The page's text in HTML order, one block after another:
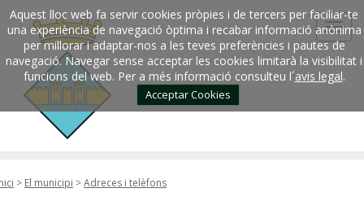
Aquest lloc web fa servir cookies pròpies i de tercers per faciliar-te
una experiència de navegació òptima i recabar informació anònima
per millorar i adaptar-nos a les teves preferències i pautes de
navegació. Navegar sense acceptar les cookies limitarà la visibilitat i
funcions del web. Per a més informació consulteu l´avis legal.
Acceptar Cookies
> El municipi >Adreces i telèfons